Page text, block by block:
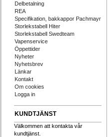
Delbetalning
REA
Specifikation, bakkappor Pachmayr
Storlekstabell Hiter
Storlekstabell Swedteam
Vapenservice
Öppettider
Nyheter
Nyhetsbrev
Länkar
Kontakt
Om cookies
Logga in
KUNDTJÄNST
Välkommen att kontakta vår
kundtjänst.